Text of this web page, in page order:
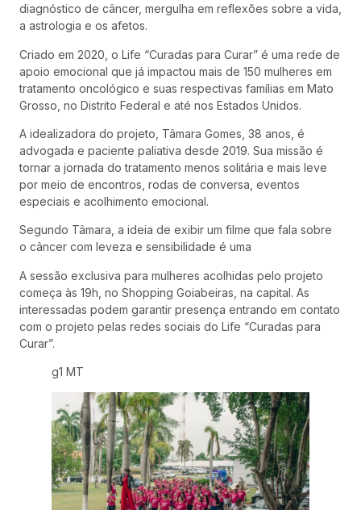
diagnóstico de câncer, mergulha em reflexões sobre a vida,
a astrologia e os afetos.
Criado em 2020, o Life “Curadas para Curar” é uma rede de
apoio emocional que já impactou mais de 150 mulheres em
tratamento oncológico e suas respectivas famílias em Mato
Grosso, no Distrito Federal e até nos Estados Unidos.
A idealizadora do projeto, Tâmara Gomes, 38 anos, é
advogada e paciente paliativa desde 2019. Sua missão é
tornar a jornada do tratamento menos solitária e mais leve
por meio de encontros, rodas de conversa, eventos
especiais e acolhimento emocional.
Segundo Tâmara, a ideia de exibir um filme que fala sobre
o câncer com leveza e sensibilidade é uma
A sessão exclusiva para mulheres acolhidas pelo projeto
começa às 19h, no Shopping Goiabeiras, na capital. As
interessadas podem garantir presença entrando em contato
com o projeto pelas redes sociais do Life “Curadas para
Curar”.
g1 MT